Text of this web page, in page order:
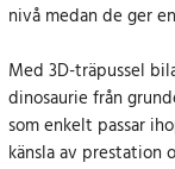
nivå medan de ger
Med 3D-träpussel
dinosaurie från
som enkelt passar
känsla av